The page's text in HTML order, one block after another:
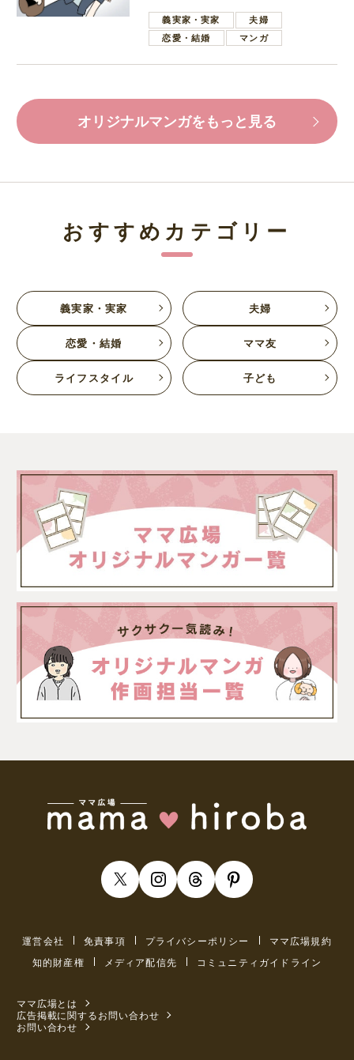
葉で励ます夫
義実家・実家
夫婦
恋愛・結婚
マンガ
オリジナルマンガをもっと見る
おすすめカテゴリー
義実家・実家 夫婦
恋愛・結婚 ママ友
ライフスタイル 子ども
運営会社 免責事項 プライバシーポリシー
ママ広場規約
知的財産権
メディア配信先 コミュニティガイドライン
ママ広場とは
広告掲載に関するお問い合わせ
お問い合わせ